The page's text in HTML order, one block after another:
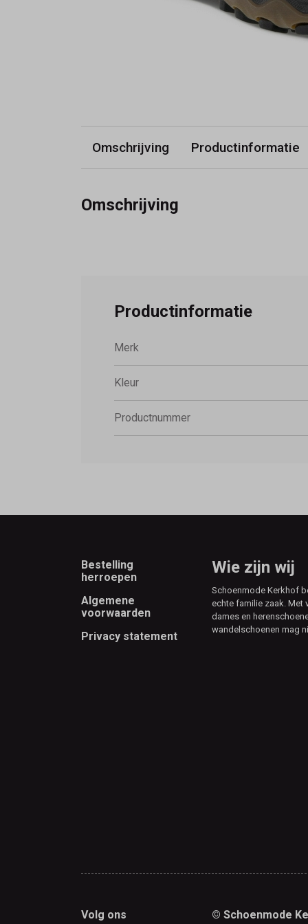
Omschrijving Productinformatie
Omschrijving
Productinformatie
Merk
Kleur
Productnummer
Footer
Bestelling
herroepen
Algemene
voorwaarden
Privacy statement
Wie zijn wij
Schoenmode Kerkhof
echte familie zaak. Met
dames en
wandelschoenen mag
Volg ons © Schoenmode